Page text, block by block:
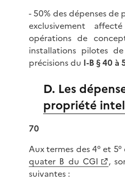
- 50% des dépenses
exclusivement
opérations de
installations pilotes
précisions du I-B § 40 à
D. Les
propriété
70
Aux termes des 4° et
quater B du CGI
,
suivantes :